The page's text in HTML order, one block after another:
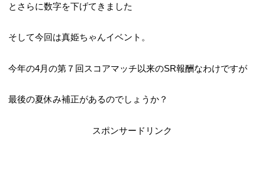
とさらに数字を下げてきました
そして今回は真姫ちゃんイベント。
今年の4月の第７回スコアマッチ以来のSR報酬なわけですが
最後の夏休み補正があるのでしょうか？
スポンサードリンク